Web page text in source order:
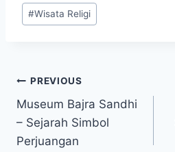
#Wisata Religi
Navigasi
pos
PREVIOUS
Museum Bajra Sandhi
– Sejarah Simbol
Perjuangan